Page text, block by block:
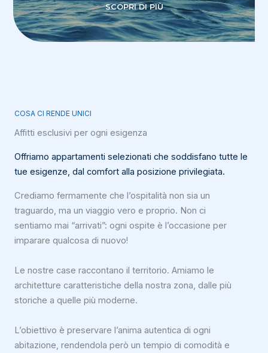
SCOPRI DI PIÙ
COSA CI RENDE UNICI
Affitti esclusivi per ogni esigenza
Offriamo appartamenti selezionati che soddisfano tutte le
tue esigenze, dal comfort alla posizione privilegiata.
Crediamo fermamente che l’ospitalità non sia un
traguardo, ma un viaggio vero e proprio. Non ci
sentiamo mai “arrivati”: ogni ospite è l’occasione per
imparare qualcosa di nuovo!
Le nostre case raccontano il territorio. Amiamo le
architetture caratteristiche della nostra zona, dalle più
storiche a quelle più moderne.
L’obiettivo è preservare l’anima autentica di ogni
abitazione, rendendola però un tempio di comodità e